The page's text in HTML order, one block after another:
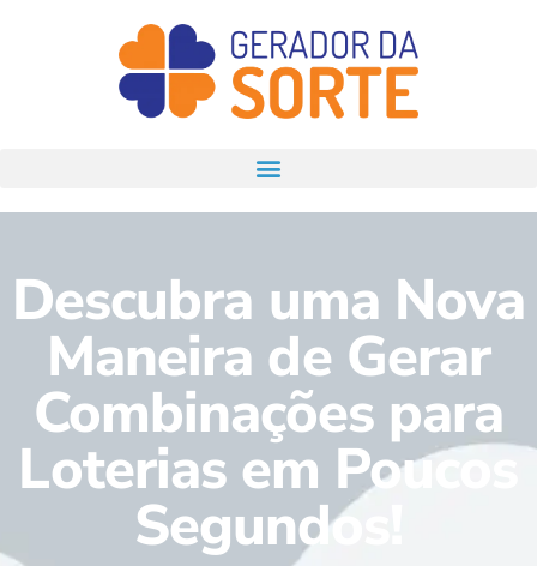
Descubra uma Nova
Maneira de Gerar
Combinações para
Loterias em Poucos
Segundos!